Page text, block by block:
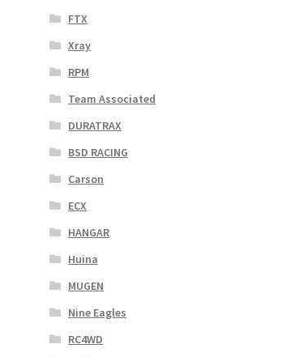
FTX
Xray
RPM
Team Associated
DURATRAX
BSD RACING
Carson
ECX
HANGAR
Huina
MUGEN
Nine Eagles
RC4WD